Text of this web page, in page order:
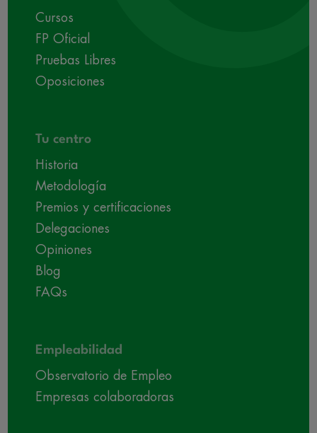
Cursos
FP Oficial
Pruebas Libres
Oposiciones
Tu centro
Historia
Metodología
Premios y certificaciones
Delegaciones
Opiniones
Blog
FAQs
Empleabilidad
Observatorio de Empleo
Empresas colaboradoras